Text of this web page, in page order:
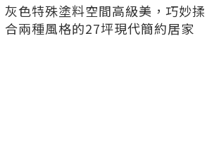
灰色特殊塗料空間高級美，巧妙揉
合兩種風格的27坪現代簡約居家